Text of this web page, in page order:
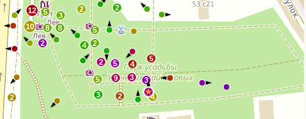
5
12
10
2 3
5
2
4
4
3
3
9
5
2
5
4
2
2
8 8
3
2 2
5